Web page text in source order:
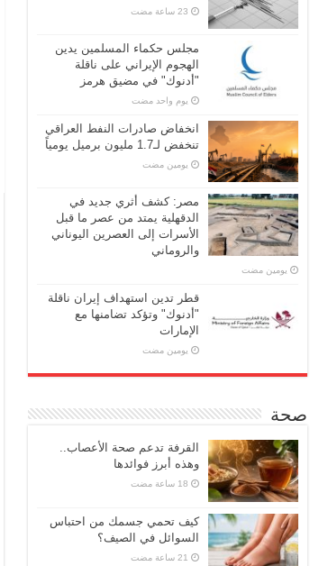
مجلس حكماء المسلمين يدين
الهجوم الإيراني على ناقلة
"أدنوك" في مضيق هرمز
‏يوم واحد مضت
انخفاض صادرات النفط العراقي
تنخفض لـ1.7 مليون برميل يومياً
‏يومين مضت
مصر: كشف أثري جديد في
الدقهلية يمتد من عصر ما قبل
الأسرات إلى العصرين اليوناني
والروماني
‏يومين مضت
قطر تدين استهداف إيران ناقلة
"أدنوك" وتؤكد تضامنها مع
الإمارات
‏يومين مضت
صحة
القرفة تدعم صحة الأعصاب..
وهذه أبرز فوائدها
كيف تحمي جسمك من احتباس
السوائل في الصيف؟